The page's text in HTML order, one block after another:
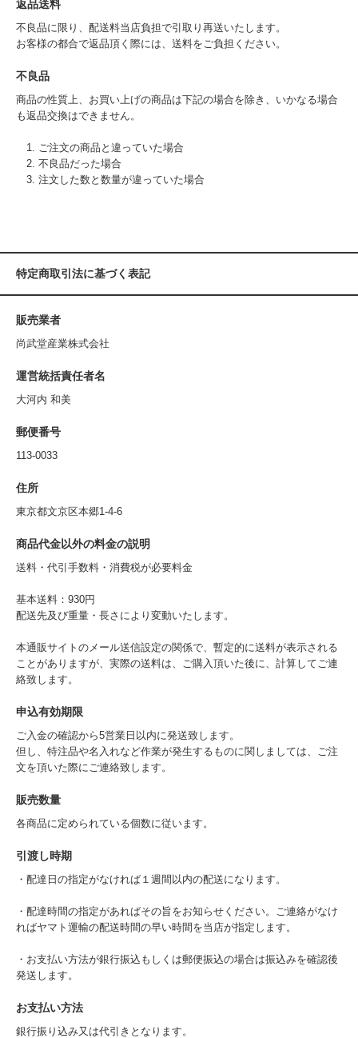
返品送料
不良品に限り、配送料当店負担で引取り再送いたします。
お客様の都合で返品頂く際には、送料をご負担ください。
不良品
商品の性質上、お買い上げの商品は下記の場合を除き、いかなる場合
も返品交換はできません。
1. ご注文の商品と違っていた場合
2. 不良品だった場合
3. 注文した数と数量が違っていた場合
特定商取引法に基づく表記
販売業者
尚武堂産業株式会社
運営統括責任者名
大河内 和美
郵便番号
113-0033
住所
東京都文京区本郷1-4-6
商品代金以外の料金の説明
送料・代引手数料・消費税が必要料金
基本送料：930円
配送先及び重量・長さにより変動いたします。
本通販サイトのメール送信設定の関係で、暫定的に送料が表示される
ことがありますが、実際の送料は、ご購入頂いた後に、計算してご連
絡致します。
申込有効期限
ご入金の確認から5営業日以内に発送致します。
但し、特注品や名入れなど作業が発生するものに関しましては、ご注
文を頂いた際にご連絡致します。
販売数量
各商品に定められている個数に従います。
引渡し時期
・配達日の指定がなければ１週間以内の配送になります。
・配達時間の指定があればその旨をお知らせください。ご連絡がなけ
ればヤマト運輸の配送時間の早い時間を当店が指定します。
・お支払い方法が銀行振込もしくは郵便振込の場合は振込みを確認後
発送します。
お支払い方法
銀行振り込み又は代引きとなります。